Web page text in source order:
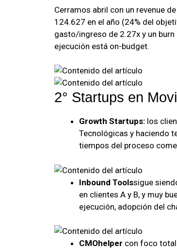
Cerramos abril con un revenue
124.627 en el año (24% del
gasto/ingreso de 2.27x y un
ejecución está on-budget.
2° Startups en
Growth Startups: los
Tecnológicas y haciendo
tiempos del proceso
Inbound Toolssigue
en clientes A y B, y muy
ejecución, adopción del
CMOhelper con foco